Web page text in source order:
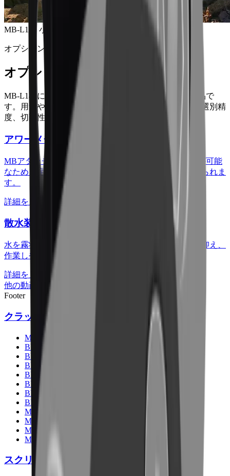
MB-L140 小型バケットクラッシャー
オプション製品
オプション製品
MB-L140 に対応するMBクラッシャーのオプション製品で
す。用途や材料に合わせて、作業効率、粉じん対策、選別精
度、切削性能、保守管理を拡張できます。
アワーメータ
MBアタッチメントの作動時間を計り、記録することが可能
なため、定期点検や作業の最適化に有益なデータが得られま
す。
詳細を見る
散水装置
水を霧状に吹きかける散水装置です。現場の粉じんを抑え、
作業しやすい環境を整えます。
詳細を見る
他の動画もぜひご覧ください ->
Footer
クラッシャー
MB-C50
BF60.1
BF70.2
BF80.3
BF90.3
BF120.4
BF135.8
BF150.10
MB-L120
MB-L140
MB-L160
MB-L200
スクリーン